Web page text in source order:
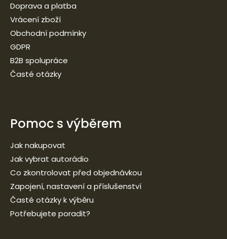
Doprava a platba
Vrácení zboží
Obchodní podmínky
GDPR
B2B spolupráce
Časté otázky
Pomoc s výběrem
Jak nakupovat
Jak vybrat autorádio
Co zkontrolovat před objednávkou
Zapojení, nastavení a příslušenství
Časté otázky k výběru
Potřebujete poradit?